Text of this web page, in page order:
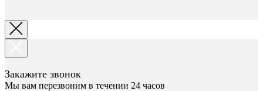
Закажите звонок
Мы вам перезвоним в течении 24 часов